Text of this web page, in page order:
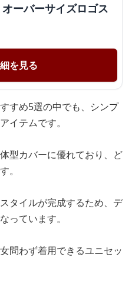
ーバーサイズロゴス
を見る
すめ5選の中でも、シンプ
イテムです。
型カバーに優れており、ど
。
タイルが完成するため、デ
っています。
問わず着用できるユニセッ